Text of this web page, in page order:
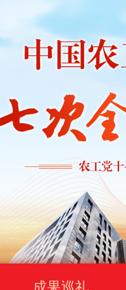
成果巡礼